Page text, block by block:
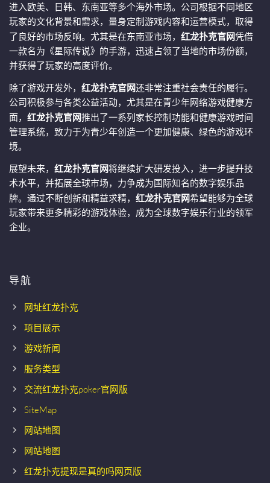
进入欧美、日韩、东南亚等多个海外市场。公司根据不同地区
玩家的文化背景和需求，量身定制游戏内容和运营模式，取得
了良好的市场反响。尤其是在东南亚市场， 红龙扑克官网凭借
一款名为《星际传说》的手游，迅速占领了当地的市场份额，
并获得了玩家的高度评价。
除了游戏开发外， 红龙扑克官网还非常注重社会责任的履行。
公司积极参与各类公益活动，尤其是在青少年网络游戏健康方
面， 红龙扑克官网推出了一系列家长控制功能和健康游戏时间
管理系统，致力于为青少年创造一个更加健康、绿色的游戏环
境。
展望未来， 红龙扑克官网将继续扩大研发投入，进一步提升技
术水平，并拓展全球市场，力争成为国际知名的数字娱乐品
牌。通过不断创新和精益求精， 红龙扑克官网希望能够为全球
玩家带来更多精彩的游戏体验，成为全球数字娱乐行业的领军
企业。
导航
网址红龙扑克
项目展示
游戏新闻
服务类型
交流红龙扑克poker官网版
SiteMap
网站地图
网站地图
红龙扑克提现是真的吗网页版